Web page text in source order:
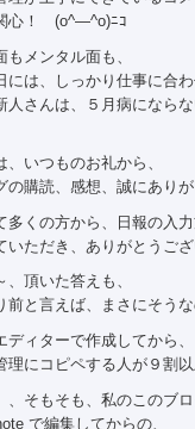
心！ (o^―^o)ﾆｺ
もメンタル面も、
には、しっかり仕事に合わ
人さんは、５月病にならな
、いつものお礼から、
の購読、感想、誠にありが
多くの方から、日報の入力
いただき、ありがとうござ
、頂いた答えも、
前と言えば、まさにそうな
ディターで作成してから、
理にコピペする人が９割以
、そもそも、私のこのブロ
で編集してからの、